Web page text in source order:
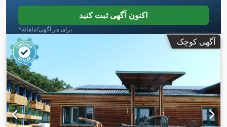
اکنون آگهی ثبت کنید
*برای هر آگهی/ماهانه
آگهی کوچک